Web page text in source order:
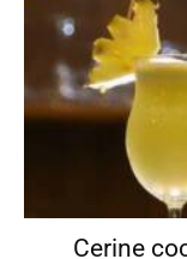
Cerine